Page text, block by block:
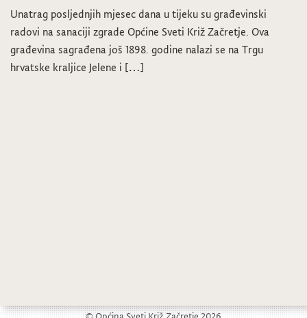
Unatrag posljednjih mjesec dana u tijeku su građevinski
radovi na sanaciji zgrade Općine Sveti Križ Začretje. Ova
građevina sagrađena još 1898. godine nalazi se na Trgu
hrvatske kraljice Jelene i […]